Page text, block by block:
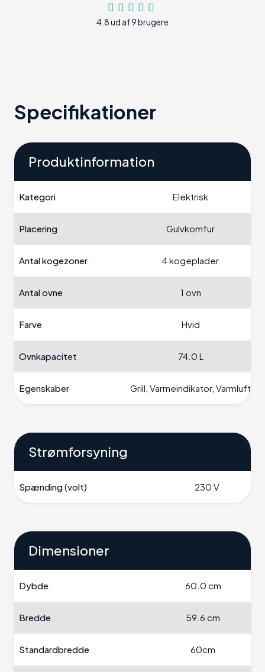
4.8 ud af 9 brugere
Specifikationer
Produktinformation
Kategori Elektrisk
Placering Gulvkomfur
Antal kogezoner 4 kogeplader
Antal ovne 1 ovn
Farve Hvid
Ovnkapacitet 74.0 L
Egenskaber Grill, Varmeindikator, Varmluft
Strømforsyning
Spænding (volt) 230 V
Dimensioner
Dybde 60.0 cm
Bredde 59.6 cm
Standardbredde 60cm